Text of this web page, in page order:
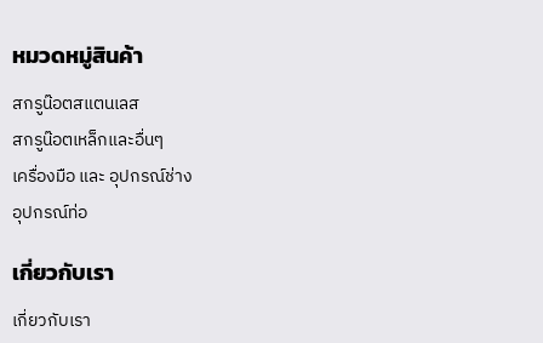
หมวดหมู่สินค้า
สกรูน๊อตสแตนเลส
สกรูน๊อตเหล็กและอื่นๆ
เครื่องมือ และ อุปกรณ์ช่าง
อุปกรณ์ท่อ
เกี่ยวกับเรา
เกี่ยวกับเรา